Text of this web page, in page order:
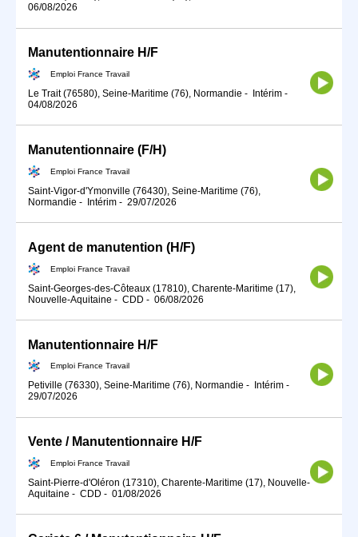
06/08/2026
Manutentionnaire H/F
Emploi France Travail
Le Trait (76580), Seine-Maritime (76), Normandie - Intérim -
04/08/2026
Manutentionnaire (F/H)
Emploi France Travail
Saint-Vigor-d'Ymonville (76430), Seine-Maritime (76),
Normandie - Intérim - 29/07/2026
Agent de manutention (H/F)
Emploi France Travail
Saint-Georges-des-Côteaux (17810), Charente-Maritime (17),
Nouvelle-Aquitaine - CDD - 06/08/2026
Manutentionnaire H/F
Emploi France Travail
Petiville (76330), Seine-Maritime (76), Normandie - Intérim -
29/07/2026
Vente / Manutentionnaire H/F
Emploi France Travail
Saint-Pierre-d'Oléron (17310), Charente-Maritime (17), Nouvelle-
Aquitaine - CDD - 01/08/2026